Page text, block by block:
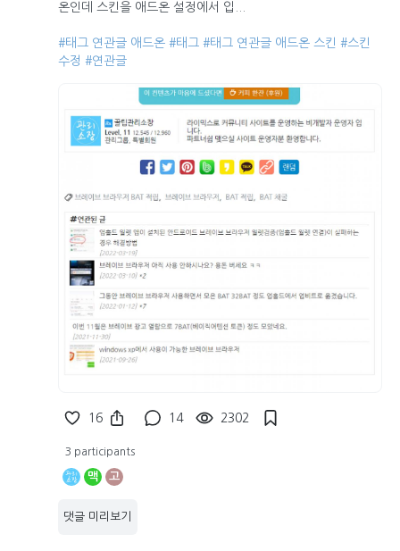
온인데 스킨을 애드온 설정에서 입...
#태그 연관글 애드온 #태그 #태그 연관글 애드온 스킨
#스킨
수정 #연관글
16 14 2302
3 participants
맥 고
댓글 미리보기